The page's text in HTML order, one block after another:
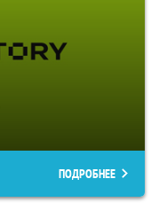
ПОДРОБНЕЕ